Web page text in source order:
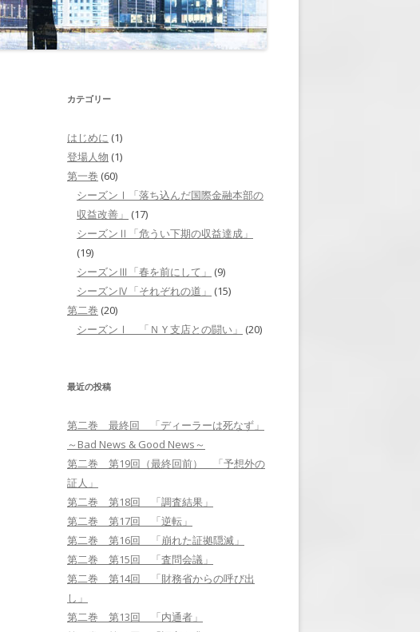
第52回 「それぞれの道」
第53回 「ニューヨークへ」
第55回 「焦り」
第56回 「ミッドタウン・トンネ
第57回 「リクルーティング」
第58回 「挑戦」
第59回 「岬の旅立ち」
第60回 「台風の後」
第二巻 第7回 「人選」
第二巻 第12回 「証言を求めて」
第二巻 第13回 「内通者」
び出し」
第二巻 第18回 「調査結果」
第二巻 第19回（最終回前） 「予
第二巻 最終回 「ディーラーは死
なず」～BAD NEWS & GOOD
NEWS～
カテゴリー
はじめに (1)
登場人物 (1)
第一巻 (60)
シーズンⅠ「落ち込んだ国際金融本部の
収益改善」
(17)
シーズンⅡ「危うい下期の収益達成」
(19)
シーズンⅢ「春を前にして」
(9)
シーズンⅣ「それぞれの道」
(15)
第二巻 (20)
シーズンⅠ 「ＮＹ支店との闘い」
(20)
最近の投稿
第二巻 最終回 「ディーラーは死なず」
～Bad News & Good News～
第二巻 第19回（最終回前） 「予想外の
証人」
第二巻 第18回 「調査結果」
第二巻 第17回 「逆転」
第二巻 第16回 「崩れた証拠隠滅」
第二巻 第15回 「査問会議」
第二巻 第14回 「財務省からの呼び出
し」
第二巻 第13回 「内通者」